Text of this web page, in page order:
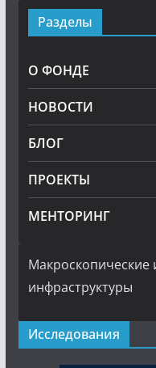
Разделы
О ФОНДЕ
НОВОСТИ
БЛОГ
ПРОЕКТЫ
МЕНТОРИНГ
Макроскопические
инфраструктуры
Исследования